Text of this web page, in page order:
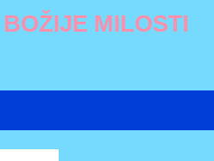
MILOSTI